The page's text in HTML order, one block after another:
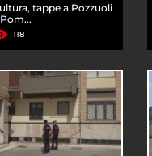
tappe a Pozzuoli
118